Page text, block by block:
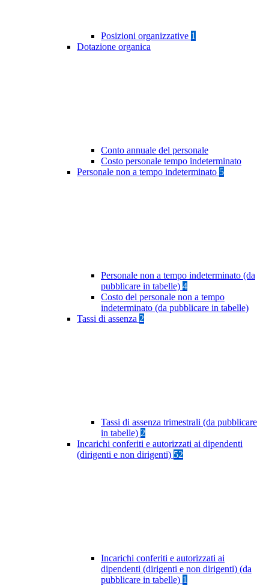
Posizioni organizzative 1
Dotazione organica
Conto annuale del personale
Costo personale tempo indeterminato
Personale non a tempo indeterminato 5
Personale non a tempo indeterminato (da
pubblicare in tabelle) 4
Costo del personale non a tempo
indeterminato (da pubblicare in tabelle)
Tassi di assenza 2
Tassi di assenza trimestrali (da pubblicare
in tabelle) 2
Incarichi conferiti e autorizzati ai dipendenti
(dirigenti e non dirigenti) 52
Incarichi conferiti e autorizzati ai
dipendenti (dirigenti e non dirigenti) (da
pubblicare in tabelle) 1